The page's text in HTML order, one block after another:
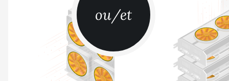
Pro+ Hyd. (191Th)
BITMAIN AntMiner S19
XP (140Th)
BITMAIN AntMiner S19
XP Hyd 3U (512Th)
ou/et